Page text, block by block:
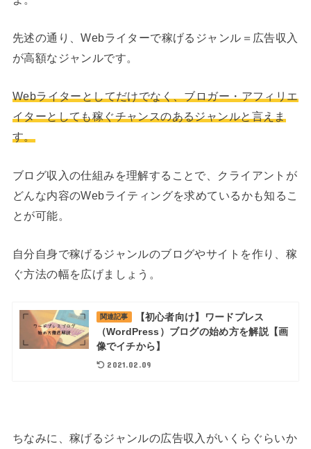
先述の通り、Webライターで稼げるジャンル＝広告収入
が高額なジャンルです。
Webライターとしてだけでなく、ブロガー・アフィリエ
イターとしても稼ぐチャンスのあるジャンルと言えま
す。
ブログ収入の仕組みを理解することで、クライアントが
どんな内容のWebライティングを求めているかも知るこ
とが可能。
自分自身で稼げるジャンルのブログやサイトを作り、稼
ぐ方法の幅を広げましょう。
関連記事
【初心者向け】ワードプレス
（WordPress）ブログの始め方を解説【画
像でイチから】
2021.02.09
ちなみに、稼げるジャンルの広告収入がいくらぐらいか